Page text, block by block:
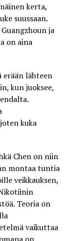
kerta,
suussaan.
ja
on aina
lähteen
kun juoksee,
kuka
Chen on niin
montaa tuntia
veikkauksen,
Teoria on
vaikuttaa
on